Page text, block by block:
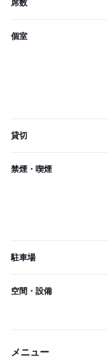
席数
個室
貸切
禁煙・喫煙
駐車場
空間・設備
メニュー